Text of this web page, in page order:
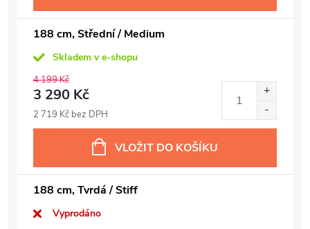
188 cm, Střední / Medium
Skladem v e-shopu
4 199 Kč
3 290 Kč
2 719 Kč bez DPH
VLOŽIT DO KOŠÍKU
188 cm, Tvrdá / Stiff
Vyprodáno